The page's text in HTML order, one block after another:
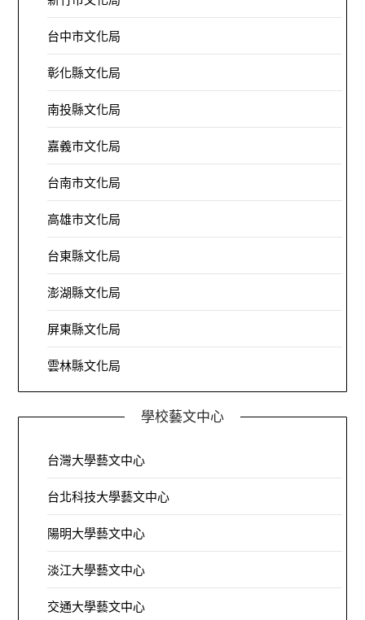
台中市文化局
彰化縣文化局
南投縣文化局
嘉義市文化局
台南市文化局
高雄市文化局
台東縣文化局
澎湖縣文化局
屏東縣文化局
雲林縣文化局
學校藝文中心
台灣大學藝文中心
台北科技大學藝文中心
陽明大學藝文中心
淡江大學藝文中心
交通大學藝文中心